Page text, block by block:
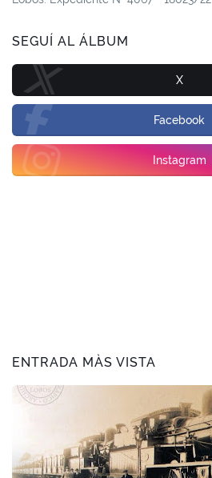
SEGUÍ AL ÁLBUM
X
Facebook
Instagram
ENTRADA MÀS VISTA